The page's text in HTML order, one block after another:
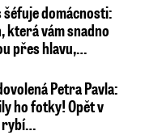
šéfuje domácnosti:
která vám snadno
přes hlavu,…
Petra Pavla:
ho fotky! Opět v
rybí…